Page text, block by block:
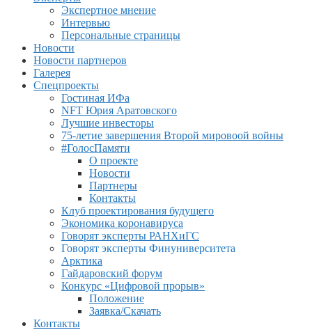
Экспертное мнение
Интервью
Персональные страницы
Новости
Новости партнеров
Галерея
Спецпроекты
Гостиная ИФа
NFT Юрия Аратовского
Лучшие инвесторы
75-летие завершения Второй мировоой войны
#ГолосПамяти
О проекте
Новости
Партнеры
Контакты
Клуб проектирования будущего
Экономика коронавируса
Говорят эксперты РАНХиГС
Говорят эксперты Финуниверситета
Арктика
Гайдаровский форум
Конкурс «Цифровой прорыв»
Положение
Заявка/Скачать
Контакты